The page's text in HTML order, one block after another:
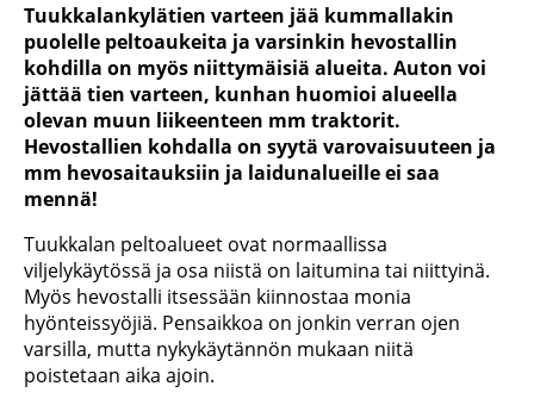
Tuukkalankylätien varteen jää kummallakin
puolelle peltoaukeita ja varsinkin hevostallin
kohdilla on myös niittymäisiä alueita. Auton voi
jättää tien varteen, kunhan huomioi alueella
olevan muun liikeenteen mm traktorit.
Hevostallien kohdalla on syytä varovaisuuteen ja
mm hevosaitauksiin ja laidunalueille ei saa
mennä!
Tuukkalan peltoalueet ovat normaallissa
viljelykäytössä ja osa niistä on laitumina tai niittyinä.
Myös hevostalli itsessään kiinnostaa monia
hyönteissyöjiä. Pensaikkoa on jonkin verran ojen
varsilla, mutta nykykäytännön mukaan niitä
poistetaan aika ajoin.